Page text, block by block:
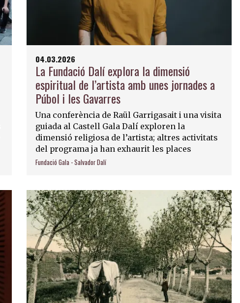
04.03.2026
La Fundació Dalí explora la dimensió
espiritual de l’artista amb unes jornades a
Púbol i les Gavarres
Una conferència de Raül Garrigasait i una visita
guiada al Castell Gala Dalí exploren la
dimensió religiosa de l’artista; altres activitats
del programa ja han exhaurit les places
Fundació Gala - Salvador Dalí